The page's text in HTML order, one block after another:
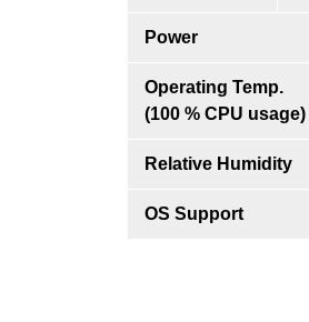
Power
Operating Temp.
(100 % CPU usage)
Relative Humidity
OS Support